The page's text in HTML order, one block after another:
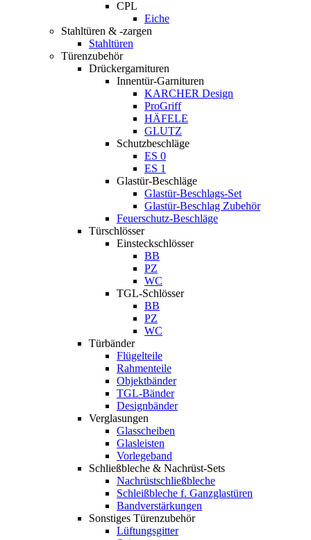
CPL
Eiche
Stahltüren & -zargen
Stahltüren
Türenzubehör
Drückergarnituren
Innentür-Garnituren
KARCHER Design
ProGriff
HÄFELE
GLUTZ
Schutzbeschläge
ES 0
ES 1
Glastür-Beschläge
Glastür-Beschlags-Set
Glastür-Beschlag Zubehör
Feuerschutz-Beschläge
Türschlösser
Einsteckschlösser
BB
PZ
WC
TGL-Schlösser
BB
PZ
WC
Türbänder
Flügelteile
Rahmenteile
Objektbänder
TGL-Bänder
Designbänder
Verglasungen
Glasscheiben
Glasleisten
Vorlegeband
Schließbleche & Nachrüst-Sets
Nachrüstschließbleche
Schleißbleche f. Ganzglastüren
Bandverstärkungen
Sonstiges Türenzubehör
Lüftungsgitter